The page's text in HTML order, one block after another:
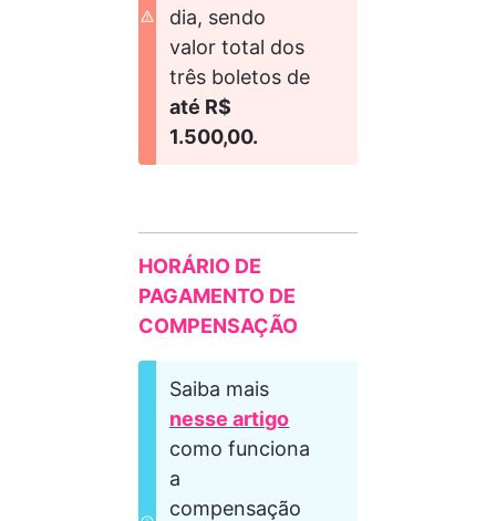
dia, sendo
valor total dos
três boletos de
até R$
1.500,00.
HORÁRIO DE
PAGAMENTO DE
COMPENSAÇÃO
Saiba mais
nesse artigo
como funciona
a
compensação